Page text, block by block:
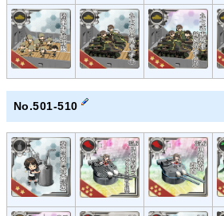
No.501-510